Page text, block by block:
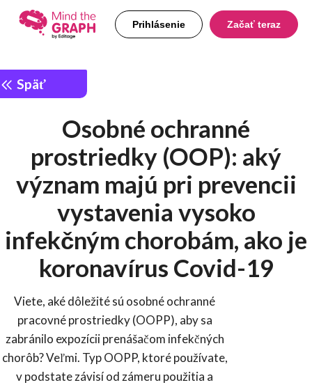
Prihlásenie Začať teraz
Späť
Osobné ochranné
prostriedky (OOP): aký
význam majú pri prevencii
vystavenia vysoko
infekčným chorobám, ako je
koronavírus Covid-19
Viete, aké dôležité sú osobné ochranné
pracovné prostriedky (OOPP), aby sa
zabránilo expozícii prenášačom infekčných
chorôb? Veľmi. Typ OOPP, ktoré používate,
v podstate závisí od zámeru použitia a